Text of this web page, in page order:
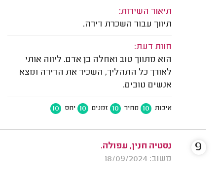
תיאור השירות:
תיווך עבור השכרת דירה.
חוות דעת:
הוא מתווך טוב ואחלה בן אדם. ליווה אותי
לאורך כל התהליך, השכיר את הדירה ומצא
אנשים טובים.
איכות 10 מחיר 10 זמנים 10 יחס 10
נסטיה חנין, עפולה.
משוב: 18/09/2024
9